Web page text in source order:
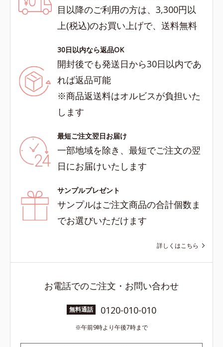
目以降のご利用の方は、3,300円以
上(税込)のお買い上げで、送料無料
30日以内なら返品OK
開封後でも発送日から30日以内であ
れば返品可能
※商品返送料はオルビスが負担いた
します
最短ご注文翌日お届け
一部地域を除き、最短でご注文の翌
日にお届けいたします
サンプルプレゼント
サンプルはご注文商品の合計個数ま
でお選びいただけます
詳しくはこちら
お電話でのご注文・お問い合わせ
無料通話 0120-010-010
午前9時より午後7時まで